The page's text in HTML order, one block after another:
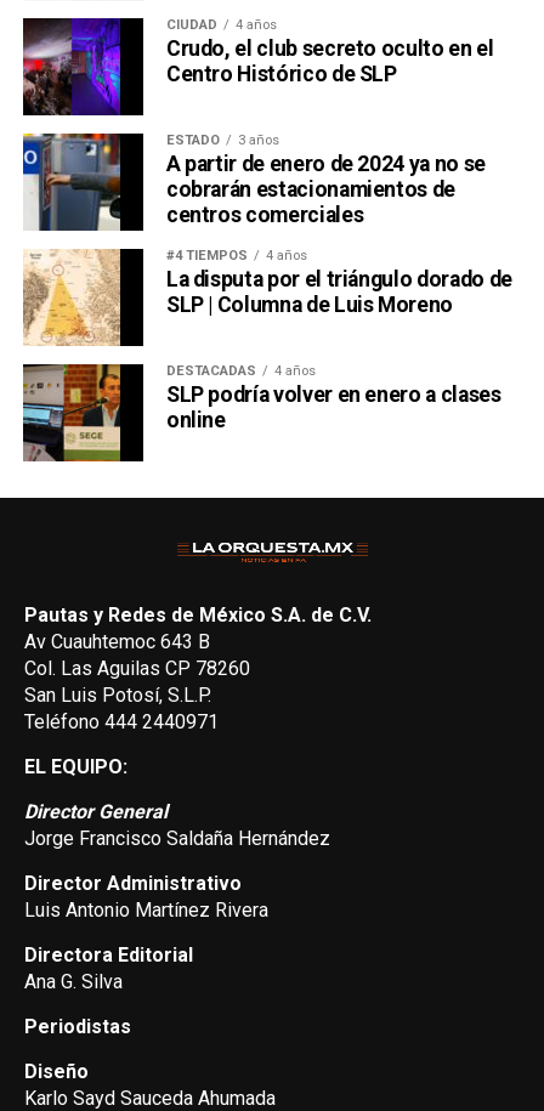
CIUDAD 4 años
Crudo, el club secreto oculto en el
Centro Histórico de SLP
ESTADO 3 años
A partir de enero de 2024 ya no se
cobrarán estacionamientos de
centros comerciales
#4 TIEMPOS 4 años
La disputa por el triángulo dorado de
SLP | Columna de Luis Moreno
DESTACADAS 4 años
SLP podría volver en enero a clases
online
Pautas y Redes de México S.A. de C.V.
Av Cuauhtemoc 643 B
Col. Las Aguilas CP 78260
San Luis Potosí, S.L.P.
Teléfono 444 2440971
EL EQUIPO:
Director General
Jorge Francisco Saldaña Hernández
Director Administrativo
Luis Antonio Martínez Rivera
Directora Editorial
Ana G. Silva
Periodistas
Diseño
Karlo Sayd Sauceda Ahumada